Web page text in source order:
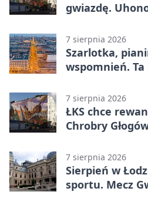
gwiazdę.
7 sierpnia 2026
Szarlotka,
wspomnień.
7 sierpnia 2026
ŁKS chce
Chrobry
7 sierpnia 2026
Sierpień w
sportu. Mecz